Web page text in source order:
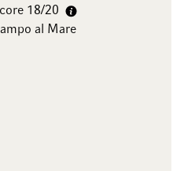
18/20
al Mare